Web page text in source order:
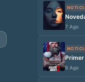
7 Ago
Primer
6 Ago